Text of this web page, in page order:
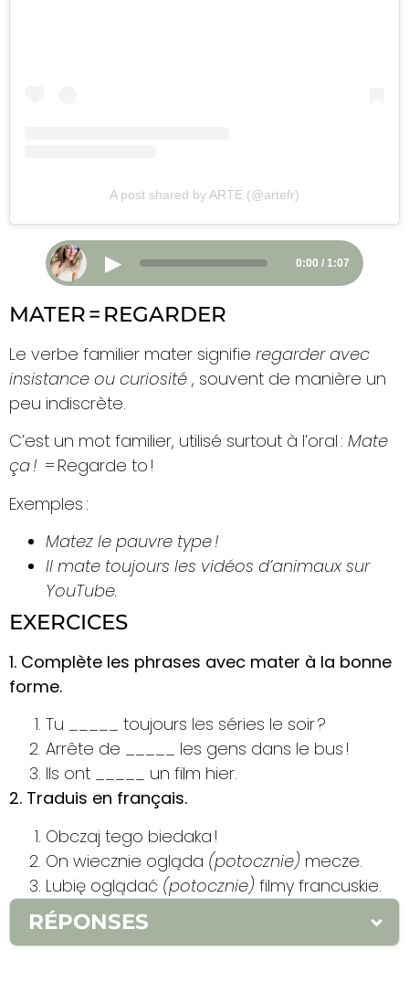
A post shared by ARTE (@artefr)
▶ 0:00 / 1:07
MATER = REGARDER
Le verbe familier mater signifie regarder avec
insistance ou curiosité , souvent de manière un
peu indiscrète.
C’est un mot familier, utilisé surtout à l’oral : Mate
ça ! = Regarde to !
Exemples :
Matez le pauvre type !
Il mate toujours les vidéos d’animaux sur
YouTube.
EXERCICES
1. Complète les phrases avec mater à la bonne
forme.
Tu _____ toujours les séries le soir ?
Arrête de _____ les gens dans le bus !
Ils ont _____ un film hier.
2. Traduis en français.
Obczaj tego biedaka !
On wiecznie ogląda (potocznie) mecze.
Lubię oglądać (potocznie) filmy francuskie.
RÉPONSES